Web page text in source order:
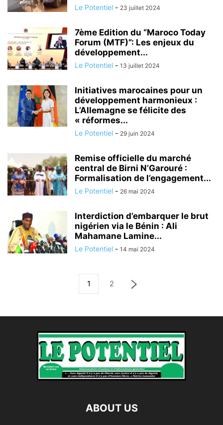
Le Potentiel - 23 juillet 2024
7ème Edition du “Maroco Today
Forum (MTF)”: Les enjeux du
développement...
Le Potentiel - 13 juillet 2024
Initiatives marocaines pour un
développement harmonieux :
L’Allemagne se félicite des
« réformes...
Le Potentiel - 29 juin 2024
Remise officielle du marché
central de Birni N’Garouré :
Formalisation de l’engagement...
Le Potentiel - 26 mai 2024
Interdiction d’embarquer le brut
nigérien via le Bénin : Ali
Mahamane Lamine...
Le Potentiel - 14 mai 2024
1 2
ABOUT US